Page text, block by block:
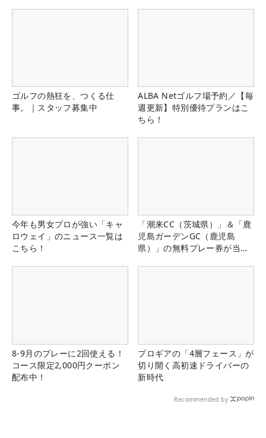
ゴルフの熱狂を、つくる仕
事。｜スタッフ募集中
ALBA Netゴルフ場予約／【毎
週更新】特別優待プランはこ
ちら！
今年も男女プロが強い「キャ
ロウェイ」のニュース一覧は
こちら！
「潮来CC（茨城県）」＆「鹿
児島ガーデンGC（鹿児島
県）」の無料プレー券が当た
8-9月のプレーに2回使える！
コース限定2,000円クーポン
配布中！
プロギアの「4層フェース」が
切り開く高初速ドライバーの
新時代
Recommended by